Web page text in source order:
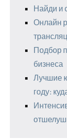
Найди и
Онлайн
Подбор
бизнеса
Лучшие
году: